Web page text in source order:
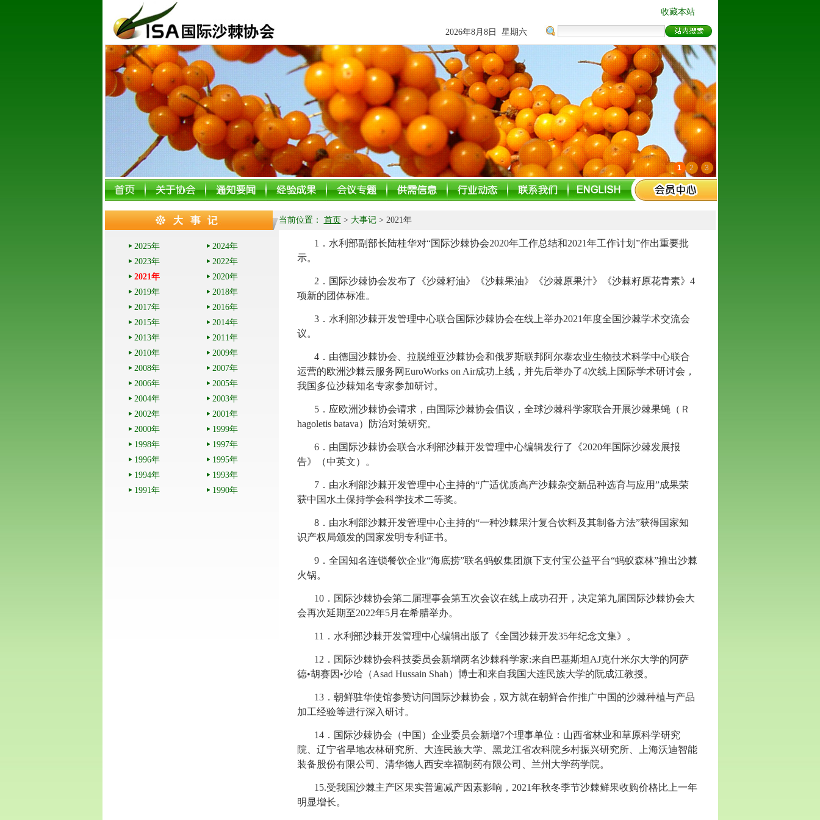
2026年8月8日 星期六
收藏本站
1 2 3
当前位置： 首页 > 大事记> 2021年
2025年
2024年
2023年
2022年
2021年
2020年
2019年
2018年
2017年
2016年
2015年
2014年
2013年
2011年
2010年
2009年
2008年
2007年
2006年
2005年
2004年
2003年
2002年
2001年
2000年
1999年
1998年
1997年
1996年
1995年
1994年
1993年
1991年
1990年
1．水利部副部长陆桂华对“国际沙棘协会2020年工作总结和2021年工作计划”作出重要批
示。
2．国际沙棘协会发布了《沙棘籽油》《沙棘果油》《沙棘原果汁》《沙棘籽原花青素》4
项新的团体标准。
3．水利部沙棘开发管理中心联合国际沙棘协会在线上举办2021年度全国沙棘学术交流会
议。
4．由德国沙棘协会、拉脱维亚沙棘协会和俄罗斯联邦阿尔泰农业生物技术科学中心联合
运营的欧洲沙棘云服务网EuroWorks on Air成功上线，并先后举办了4次线上国际学术研讨会，
我国多位沙棘知名专家参加研讨。
5．应欧洲沙棘协会请求，由国际沙棘协会倡议，全球沙棘科学家联合开展沙棘果蝇（Ｒ
hagoletis batava）防治对策研究。
6．由国际沙棘协会联合水利部沙棘开发管理中心编辑发行了《2020年国际沙棘发展报
告》（中英文）。
7．由水利部沙棘开发管理中心主持的“广适优质高产沙棘杂交新品种选育与应用”成果荣
获中国水土保持学会科学技术二等奖。
8．由水利部沙棘开发管理中心主持的“一种沙棘果汁复合饮料及其制备方法”获得国家知
识产权局颁发的国家发明专利证书。
9．全国知名连锁餐饮企业“海底捞”联名蚂蚁集团旗下支付宝公益平台“蚂蚁森林”推出沙棘
火锅。
10．国际沙棘协会第二届理事会第五次会议在线上成功召开，决定第九届国际沙棘协会大
会再次延期至2022年5月在希腊举办。
11．水利部沙棘开发管理中心编辑出版了《全国沙棘开发35年纪念文集》。
12．国际沙棘协会科技委员会新增两名沙棘科学家:来自巴基斯坦AJ克什米尔大学的阿萨
德•胡赛因•沙哈（Asad Hussain Shah）博士和来自我国大连民族大学的阮成江教授。
13．朝鲜驻华使馆参赞访问国际沙棘协会，双方就在朝鲜合作推广中国的沙棘种植与产品
加工经验等进行深入研讨。
14．国际沙棘协会（中国）企业委员会新增7个理事单位：山西省林业和草原科学研究
院、辽宁省旱地农林研究所、大连民族大学、黑龙江省农科院乡村振兴研究所、上海沃迪智能
装备股份有限公司、清华德人西安幸福制药有限公司、兰州大学药学院。
15.受我国沙棘主产区果实普遍减产因素影响，2021年秋冬季节沙棘鲜果收购价格比上一年
明显增长。